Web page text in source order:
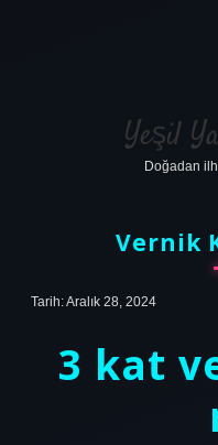
Yeşil
Doğadan
Vernik
Tarih: Aralık 28, 2024
3 kat